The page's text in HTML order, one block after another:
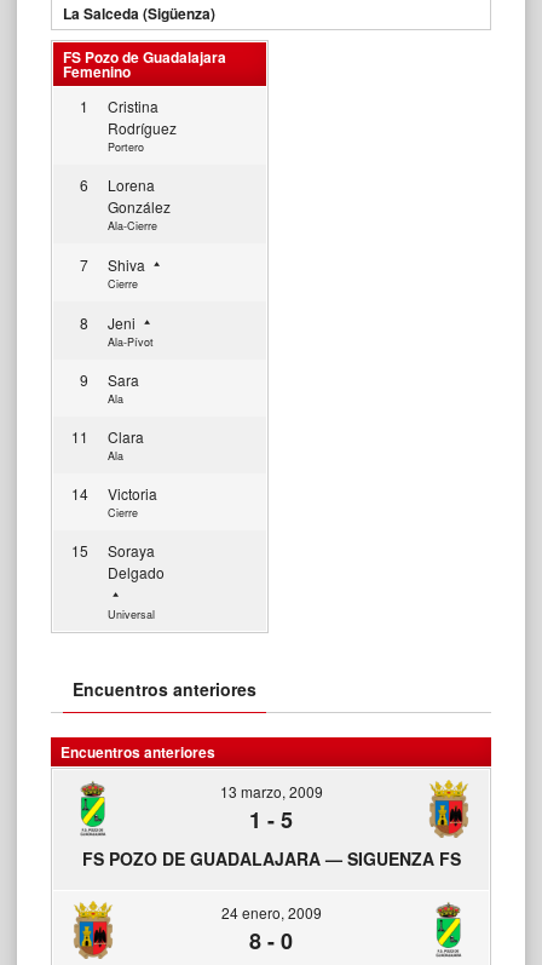
La Salceda (Sigüenza)
FS Pozo de Guadalajara
Femenino
1
Cristina
Rodríguez
Portero
6
Lorena
González
Ala-Cierre
7 Shiva
Cierre
8 Jeni
Ala-Pívot
9 Sara
Ala
11 Clara
Ala
14 Victoria
Cierre
15
Soraya
Delgado
Universal
Encuentros anteriores
Encuentros anteriores
13 marzo, 2009
1 -5
FS POZO DE GUADALAJARA — SIGUENZA FS
24 enero, 2009
8-0